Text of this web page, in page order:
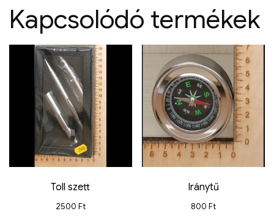
Kapcsolódó termékek
Toll szett
2500 Ft
Iránytű
800Ft